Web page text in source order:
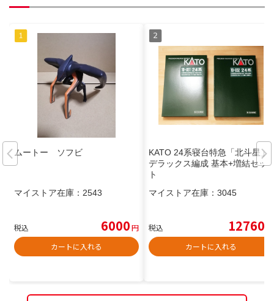
ムートー ソフビ
マイストア在庫： 2543
税込 6000円
カートに入れる
KATO 24系寝台特急「北斗星」
デラックス編成 基本+増結セッ
ト
マイストア在庫： 3045
税込 12760
カートに入れる